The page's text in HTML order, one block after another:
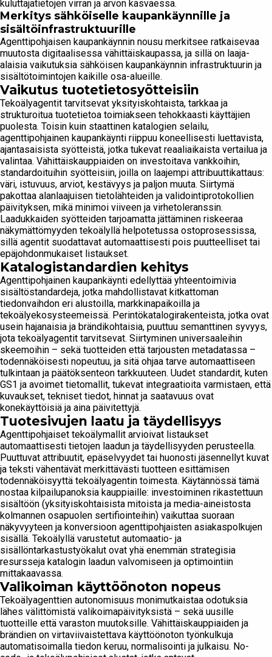
kuluttajatietojen virran ja arvon kasvaessa.
Merkitys sähköiselle kaupankäynnille ja
sisältöinfrastruktuurille
Agenttipohjaisen kaupankäynnin nousu merkitsee ratkaisevaa
muutosta digitaalisessa vähittäiskaupassa, ja sillä on laaja-
alaisia vaikutuksia sähköisen kaupankäynnin infrastruktuurin ja
sisältötoimintojen kaikille osa-alueille.
Vaikutus tuotetietosyötteisiin
Tekoälyagentit tarvitsevat yksityiskohtaista, tarkkaa ja
strukturoitua tuotetietoa toimiakseen tehokkaasti käyttäjien
puolesta. Toisin kuin staattinen katalogien selailu,
agenttipohjainen kaupankäynti riippuu koneellisesti luettavista,
ajantasaisista syötteistä, jotka tukevat reaaliaikaista vertailua ja
valintaa. Vähittäiskauppiaiden on investoitava vankkoihin,
standardoituihin syötteisiin, joilla on laajempi attribuuttikattaus:
väri, istuvuus, arviot, kestävyys ja paljon muuta. Siirtymä
pakottaa alanlaajuisen tietolähteiden ja validointiprotokollien
päivityksen, mikä minimoi viiveen ja virhetoleranssin.
Laadukkaiden syötteiden tarjoamatta jättäminen riskeeraa
näkymättömyyden tekoälyllä helpotetussa ostoprosessissa,
sillä agentit suodattavat automaattisesti pois puutteelliset tai
epäjohdonmukaiset listaukset.
Katalogistandardien kehitys
Agenttipohjainen kaupankäynti edellyttää yhteentoimivia
sisältöstandardeja, jotka mahdollistavat kitkattoman
tiedonvaihdon eri alustoilla, markkinapaikoilla ja
tekoälyekosysteemeissä. Perintökatalogirakenteista, jotka ovat
usein hajanaisia ja brändikohtaisia, puuttuu semanttinen syvyys,
jota tekoälyagentit tarvitsevat. Siirtyminen universaaleihin
skeemoihin – sekä tuotteiden että tarjousten metadatassa –
todennäköisesti nopeutuu, ja sitä ohjaa tarve automaattiseen
tulkintaan ja päätöksenteon tarkkuuteen. Uudet standardit, kuten
GS1 ja avoimet tietomallit, tukevat integraatioita varmistaen, että
kuvaukset, tekniset tiedot, hinnat ja saatavuus ovat
konekäyttöisiä ja aina päivitettyjä.
Tuotesivujen laatu ja täydellisyys
Agenttipohjaiset tekoälymallit arvioivat listaukset
automaattisesti tietojen laadun ja täydellisyyden perusteella.
Puuttuvat attribuutit, epäselvyydet tai huonosti jäsennellyt kuvat
ja teksti vähentävät merkittävästi tuotteen esittämisen
todennäköisyyttä tekoälyagentin toimesta. Käytännössä tämä
nostaa kilpailupanoksia kauppiaille: investoiminen rikastettuun
sisältöön (yksityiskohtaisista mitoista ja media-aineistosta
kolmannen osapuolen sertifiointeihin) vaikuttaa suoraan
näkyvyyteen ja konversioon agenttipohjaisten asiakaspolkujen
sisällä. Tekoälyllä varustetut automaatio- ja
sisällöntarkastustyökalut ovat yhä enemmän strategisia
resursseja katalogin laadun valvomiseen ja optimointiin
mittakaavassa.
Valikoiman käyttöönoton nopeus
Tekoälyagenttien autonomisuus monimutkaistaa odotuksia
lähes välittömistä valikoimapäivityksistä – sekä uusille
tuotteille että varaston muutoksille. Vähittäiskauppiaiden ja
brändien on virtaviivaistettava käyttöönoton työnkulkuja
automatisoimalla tiedon keruu, normalisointi ja julkaisu. No-